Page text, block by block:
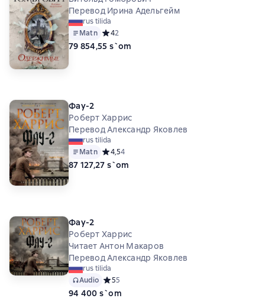
Перевод Ирина Адельгейм
rus tilida
Matn Средний рейтинг 4 на основе 2 оценок
42
79 854,55 s`om
Фау-2
Роберт Харрис
Перевод Александр Яковлев
rus tilida
Matn Средний рейтинг 4,5 на основе 4 оценок
4,54
87 127,27 s`om
Фау-2
Роберт Харрис
Читает Антон Макаров
Перевод Александр Яковлев
rus tilida
Audio Средний рейтинг 5 на основе 5 оценок
55
94 400 s`om